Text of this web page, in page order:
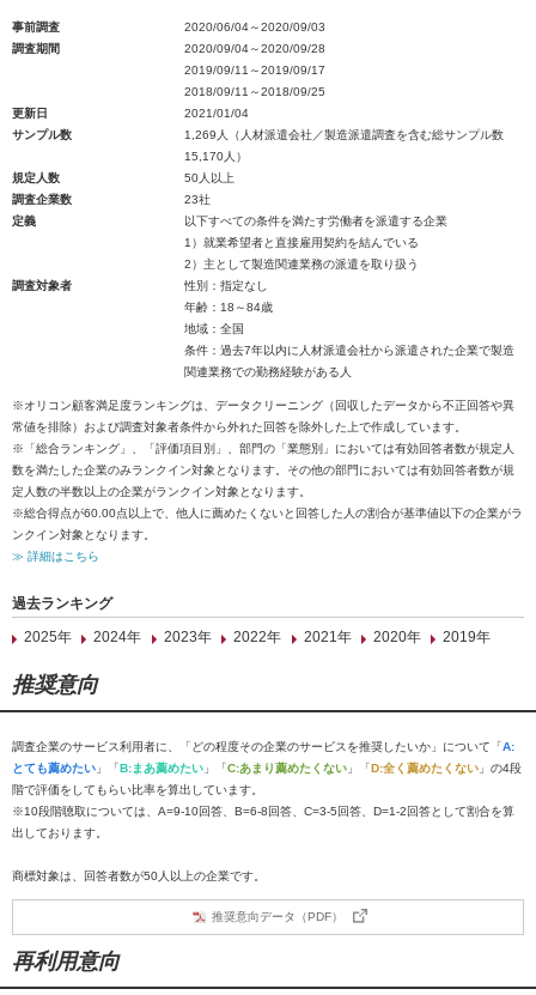
事前調査
2020/06/04～2020/09/03
調査期間
2020/09/04～2020/09/28
2019/09/11～2019/09/17
2018/09/11～2018/09/25
更新日
2021/01/04
サンプル数
1,269人（人材派遣会社／製造派遣調査を含む総サンプル数
15,170人）
規定人数
50人以上
調査企業数
23社
定義
以下すべての条件を満たす労働者を派遣する企業
1）就業希望者と直接雇用契約を結んでいる
2）主として製造関連業務の派遣を取り扱う
調査対象者
性別：指定なし
年齢：18～84歳
地域：全国
条件：過去7年以内に人材派遣会社から派遣された企業で製造
関連業務での勤務経験がある人
※オリコン顧客満足度ランキングは、データクリーニング（回収したデータから不正回答や異
常値を排除）および調査対象者条件から外れた回答を除外した上で作成しています。
※「総合ランキング」、「評価項目別」、部門の「業態別」においては有効回答者数が規定人
数を満たした企業のみランクイン対象となります。その他の部門においては有効回答者数が規
定人数の半数以上の企業がランクイン対象となります。
※総合得点が60.00点以上で、他人に薦めたくないと回答した人の割合が基準値以下の企業がラ
ンクイン対象となります。
≫ 詳細はこちら
過去ランキング
2025年
2024年 2023年 2022年 2021年 2020年 2019年
推奨意向
調査企業のサービス利用者に、「どの程度その企業のサービスを推奨したいか」について「A:
とても薦めたい 」「B:まあ薦めたい 」「C:あまり薦めたくない 」「D:全く薦めたくない 」の4段
階で評価をしてもらい比率を算出しています。
※10段階聴取については、A=9-10回答、B=6-8回答、C=3-5回答、D=1-2回答として割合を算
出しております。
商標対象は、回答者数が50人以上の企業です。
推奨意向データ（PDF）
再利用意向